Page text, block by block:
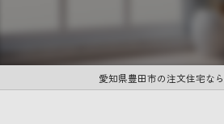
愛知県豊田市の注文住宅な